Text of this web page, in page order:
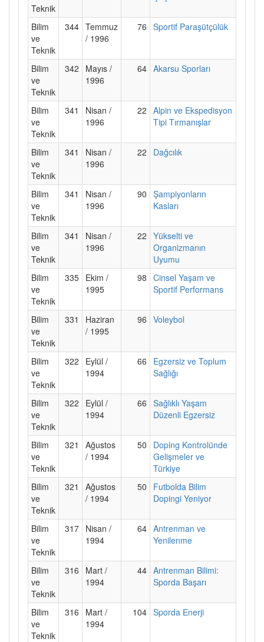
Teknik
Bilim
ve
Teknik
344 Temmuz
/ 1996
76 Sportif Paraşütçülük
Bilim
ve
Teknik
342
Mayıs /
1996
64 Akarsu Sporları
Bilim
ve
Teknik
341
Nisan /
1996
22 Alpin ve Ekspedisyon
Tipi Tırmanışlar
Bilim
ve
Teknik
341
Nisan /
1996
22 Dağcılık
Bilim
ve
Teknik
341
Nisan /
1996
90 Şampiyonların
Kasları
Bilim
ve
Teknik
341
Nisan /
1996
22 Yükselti ve
Organizmanın
Uyumu
Bilim
ve
Teknik
335 Ekim /
1995
98 Cinsel Yaşam ve
Sportif Performans
Bilim
ve
Teknik
331
Haziran
/ 1995
96 Voleybol
Bilim
ve
Teknik
322
Eylül /
1994
66
Egzersiz ve Toplum
Sağlığı
Bilim
ve
Teknik
322
Eylül /
1994
66 Sağlıklı Yaşam
Düzenli Egzersiz
Bilim
ve
Teknik
321
Ağustos
/ 1994
50
Doping Kontrolünde
Gelişmeler ve
Türkiye
Bilim
ve
Teknik
321
Ağustos
/ 1994
50
Futbolda Bilim
Dopingi Yeniyor
Bilim
ve
Teknik
317 Nisan /
1994
64 Antrenman ve
Yenilenme
Bilim
ve
Teknik
316
Mart /
1994
44 Antrenman Bilimi:
Sporda Başarı
Bilim
ve
Teknik
316
Mart /
1994
104 Sporda Enerji